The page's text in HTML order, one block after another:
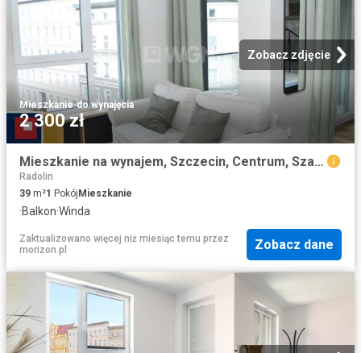
Zobacz zdjęcie
Mieszkanie·do wynajęcia
2 300 zł
Mieszkanie na wynajem, Szczecin, Centrum, Szarotki
Radolin
39 m²1 Pokój Mieszkanie
·Balkon·Winda
Zaktualizowano więcej niż miesiąc temu przez
morizon.pl
Zobacz dane